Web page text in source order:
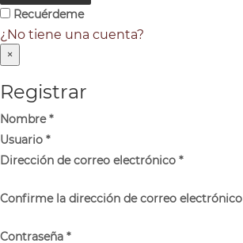
Recuérdeme
¿No tiene una cuenta?
×
Registrar
Nombre*
Usuario *
Dirección de correo electrónico *
Confirme la dirección de correo electrónico
Contraseña *